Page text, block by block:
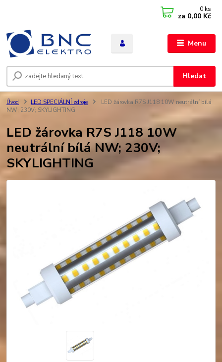
Menu
Hledat
0 ks
za 0,00 Kč
Úvod LED SPECIÁLNÍ zdroje
LED žárovka R7S J118 10W neutrální bílá
NW; 230V; SKYLIGHTING
LED žárovka R7S J118 10W
neutrální bílá NW; 230V;
SKYLIGHTING